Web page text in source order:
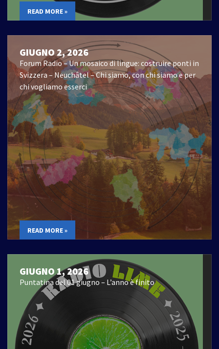
READ MORE »
GIUGNO 2, 2026
Forum Radio – Un mosaico di lingue: costruire ponti in
Svizzera – Neuchâtel – Chi siamo, con chi siamo e per
chi vogliamo esserci
READ MORE »
GIUGNO 1, 2026
Puntatina del 01 giugno – L’anno è finito